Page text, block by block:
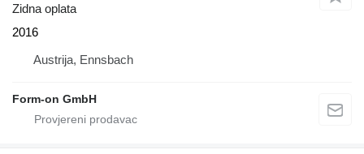
Zidna oplata
2016
Austrija, Ennsbach
Form-on GmbH